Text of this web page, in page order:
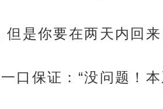
但是你要在两天内回
口保证：“没问题！